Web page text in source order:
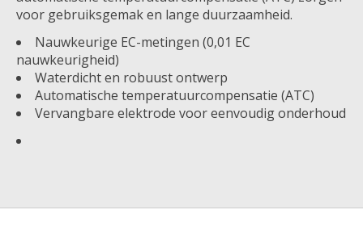
voor gebruiksgemak en lange duurzaamheid.
Nauwkeurige EC-metingen (0,01 EC
nauwkeurigheid)
Waterdicht en robuust ontwerp
Automatische temperatuurcompensatie (ATC)
Vervangbare elektrode voor eenvoudig onderhoud